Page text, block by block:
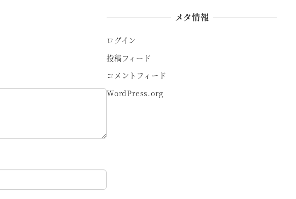
メタ情報
ログイン
投稿フィード
コメントフィード
WordPress.org